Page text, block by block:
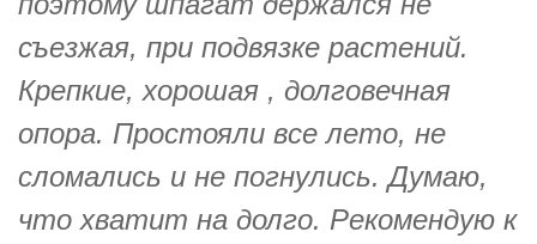
съезжая, при подвязке растений.
Крепкие, хорошая , долговечная
опора. Простояли все лето, не
сломались и не погнулись. Думаю,
что хватит на долго. Рекомендую к